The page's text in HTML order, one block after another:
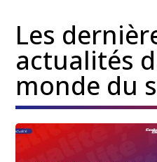
Les
actualités
monde du